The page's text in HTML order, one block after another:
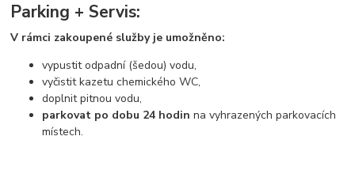
Parking + Servis:
V rámci zakoupené služby je umožněno:
vypustit odpadní (šedou) vodu,
vyčistit kazetu chemického WC,
doplnit pitnou vodu,
parkovat po dobu 24 hodin na vyhrazených parkovacích
místech.